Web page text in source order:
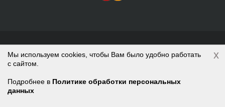
© Интернет-магазин Smart Bau ’2003-2026. Стройте
правильно с 1-го раза.
Политика обработки персональных данных
Наверх
Войти
Регистрация
Корзина
Мы используем cookies, чтобы Вам было удобно работать
с сайтом.
Подробнее в Политике обработки персональных
данных
x